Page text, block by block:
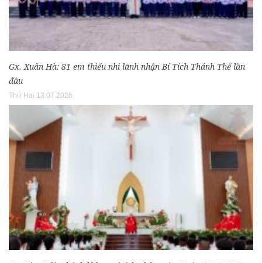
Gx. Xuân Hà: 81 em thiếu nhi lãnh nhận Bí Tích Thánh Thể lần
đầu
Thứ Hai 13.07.2026